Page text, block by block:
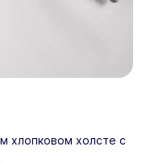
хлопковом холсте с